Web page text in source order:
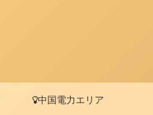
中国電力エリア